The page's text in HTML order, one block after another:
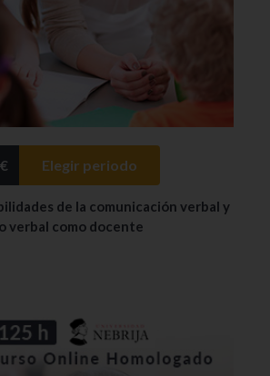
€ Elegir periodo
de la comunicación verbal y
verbal como docente